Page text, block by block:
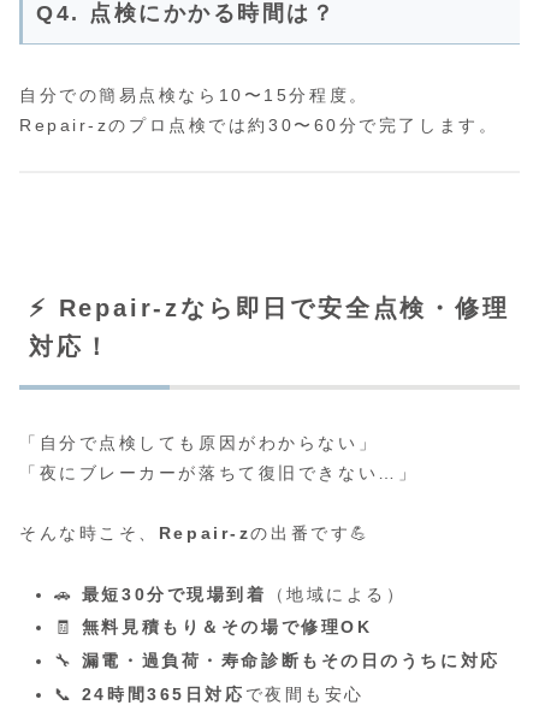
Q4. 点検にかかる時間は？
自分での簡易点検なら10〜15分程度。
Repair-zのプロ点検では約30〜60分で完了します。
⚡ Repair-zなら即日で安全点検・修理
対応！
「自分で点検しても原因がわからない」
「夜にブレーカーが落ちて復旧できない…」
そんな時こそ、 Repair-zの出番です💪
🚗 最短30分で現場到着
（地域による）
🧾 無料見積もり＆その場で修理OK
🔧 漏電・過負荷・寿命診断もその日のうちに対応
📞 24時間365日対応 で夜間も安心